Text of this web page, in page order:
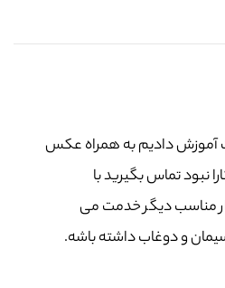
آموزش دادیم به همراه عکس
نبود تماس بگیرید با
مناسب دیگر خدمت می
و دوغاب داشته باشه.